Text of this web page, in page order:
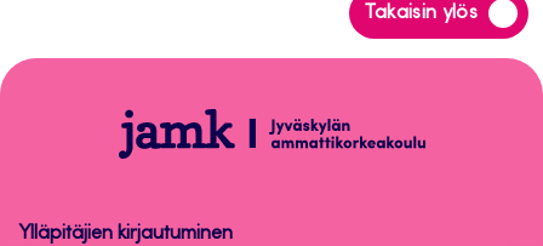
Takaisin ylös
Siirry
takaisin
Ohjelmistot
ja
Ylläpitäjien kirjautuminen